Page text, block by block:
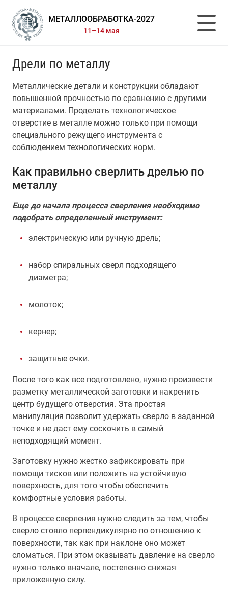
МЕТАЛЛООБРАБОТКА-2027
11–14 мая
Дрели по металлу
Металлические детали и конструкции обладают
повышенной прочностью по сравнению с другими
материалами. Проделать технологическое
отверстие в металле можно только при помощи
специального режущего инструмента с
соблюдением технологических норм.
Как правильно сверлить дрелью по
металлу
Еще до начала процесса сверления необходимо
подобрать определенный инструмент:
электрическую или ручную дрель;
набор спиральных сверл подходящего
диаметра;
молоток;
кернер;
защитные очки.
После того как все подготовлено, нужно произвести
разметку металлической заготовки и накренить
центр будущего отверстия. Эта простая
манипуляция позволит удержать сверло в заданной
точке и не даст ему соскочить в самый
неподходящий момент.
Заготовку нужно жестко зафиксировать при
помощи тисков или положить на устойчивую
поверхность, для того чтобы обеспечить
комфортные условия работы.
В процессе сверления нужно следить за тем, чтобы
сверло стояло перпендикулярно по отношению к
поверхности, так как при наклоне оно может
сломаться. При этом оказывать давление на сверло
нужно только вначале, постепенно снижая
приложенную силу.